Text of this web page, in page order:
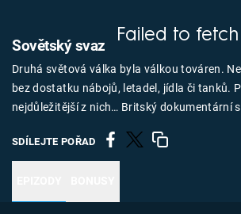
Témata
Témata
Pořady
Failed to fetch
Druhá světová válka byla válkou továren.
bez dostatku nábojů, letadel, jídla či tanků.
nejdůležitější z nich… Britský dokumentární
SDÍLEJTE POŘAD
Sovětský svaz